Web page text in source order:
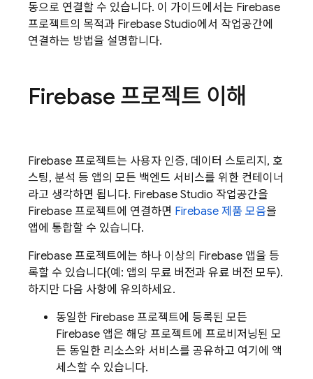
동으로 연결할 수 있습니다. 이 가이드에서는 Firebase
프로젝트의 목적과 Firebase Studio에서 작업공간에
연결하는 방법을 설명합니다.
Firebase 프로젝트 이해
Firebase 프로젝트는 사용자 인증, 데이터 스토리지, 호
스팅, 분석 등 앱의 모든 백엔드 서비스를 위한 컨테이너
라고 생각하면 됩니다. Firebase Studio 작업공간을
Firebase 프로젝트에 연결하면 Firebase 제품 모음을
앱에 통합할 수 있습니다.
Firebase 프로젝트에는 하나 이상의 Firebase 앱을 등
록할 수 있습니다(예: 앱의 무료 버전과 유료 버전 모두).
하지만 다음 사항에 유의하세요.
동일한 Firebase 프로젝트에 등록된 모든
Firebase 앱은 해당 프로젝트에 프로비저닝된 모
든 동일한 리소스와 서비스를 공유하고 여기에 액
세스할 수 있습니다.